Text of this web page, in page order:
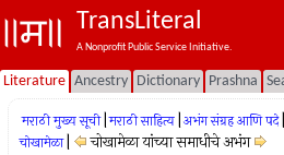
TransLiteral
A Nonprofit Public Service Initiative.
Literature Ancestry Dictionary Prashna
मराठी मुख्य सूची मराठी साहित्य अभंग संग्रह आणि पदे
चोखामेळा
चोखामेळा यांच्या समाधीचे अभंग